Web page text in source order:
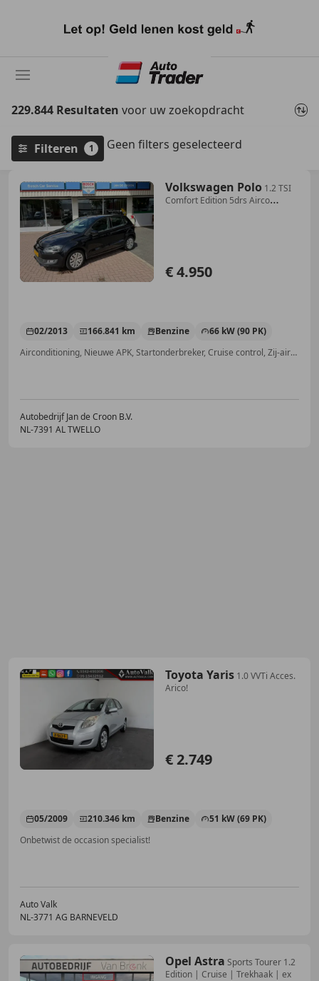
naar
229.844 Resultaten voor uw zoekopdracht
Filteren 1 Geen filters geselecteerd
Volkswagen Polo 1.2 TSI
Comfort Edition 5drs Airco
€ 4.950
02/2013 166.841 km Benzine
66 kW (90 PK)
Airconditioning, Nieuwe APK, Startonderbreker, Cruise control, Zij-airbags, Armsteun, Mistlampen, Isofix
Autobedrijf Jan de Croon B.V.
NL-7391 AL TWELLO
Toyota Yaris 1.0 VVTi Acces.
Arico!
€ 2.749
05/2009 210.346 km Benzine
51 kW (69 PK)
Onbetwist de occasion specialist!
Auto Valk
NL-3771 AG BARNEVELD
Opel Astra Sports Tourer 1.2
Edition | Cruise | Trekhaak | ex